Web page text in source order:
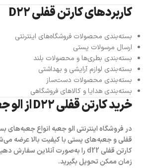
کاربردهای کارتن قفلی D22
بسته‌بندی محصولات فروشگاه‌های اینترنتی
ارسال مرسولات پستی
بسته‌بندی بطری‌ها و محصولات بلند
بسته‌بندی لوازم آرایشی و بهداشتی
بسته‌بندی محصولات دست‌ساز
بسته‌بندی هدایا و کالاهای فروشگاهی
خرید کارتن قفلی D22 از الو جعبه 📦
در فروشگاه اینترنتیالو جعبه انواع جعبه‌های
قفلی و جعبه‌های پستی با کیفیت بالا عرضه
کارتن قفلی d22
را به‌صورت آنلاین سفارش
زمان ممکن تحویل بگیرید.